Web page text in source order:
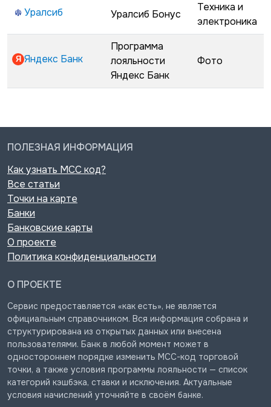
Уралсиб Уралсиб Бонус
Техника и
электроника
Яндекс Банк
Программа
лояльности
Яндекс Банк
Фото
ПОЛЕЗНАЯ ИНФОРМАЦИЯ
Как узнать MCC код?
Все статьи
Точки на карте
Банки
Банковские карты
О проекте
Политика конфиденциальности
О ПРОЕКТЕ
Сервис предоставляется «как есть», не является
официальным справочником. Вся информация собрана и
структурирована из открытых данных или внесена
пользователями. Банк в любой момент может в
одностороннем порядке изменить MCC-код торговой
точки, а также условия программы лояльности — список
категорий кэшбэка, ставки и исключения. Актуальные
условия начислений уточняйте в своём банке.